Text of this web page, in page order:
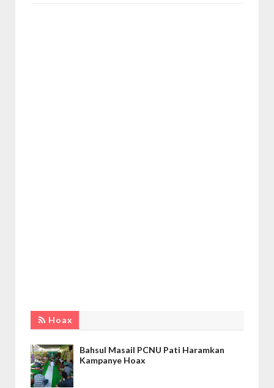
Hoax
Bahsul Masail PCNU Pati Haramkan
Kampanye Hoax